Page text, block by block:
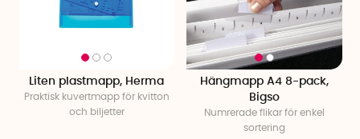
Liten plastmapp, Herma
Praktisk kuvertmapp för kvitton
och biljetter
Hängmapp A4 8-pack,
Bigso
Numrerade flikar för enkel
sortering